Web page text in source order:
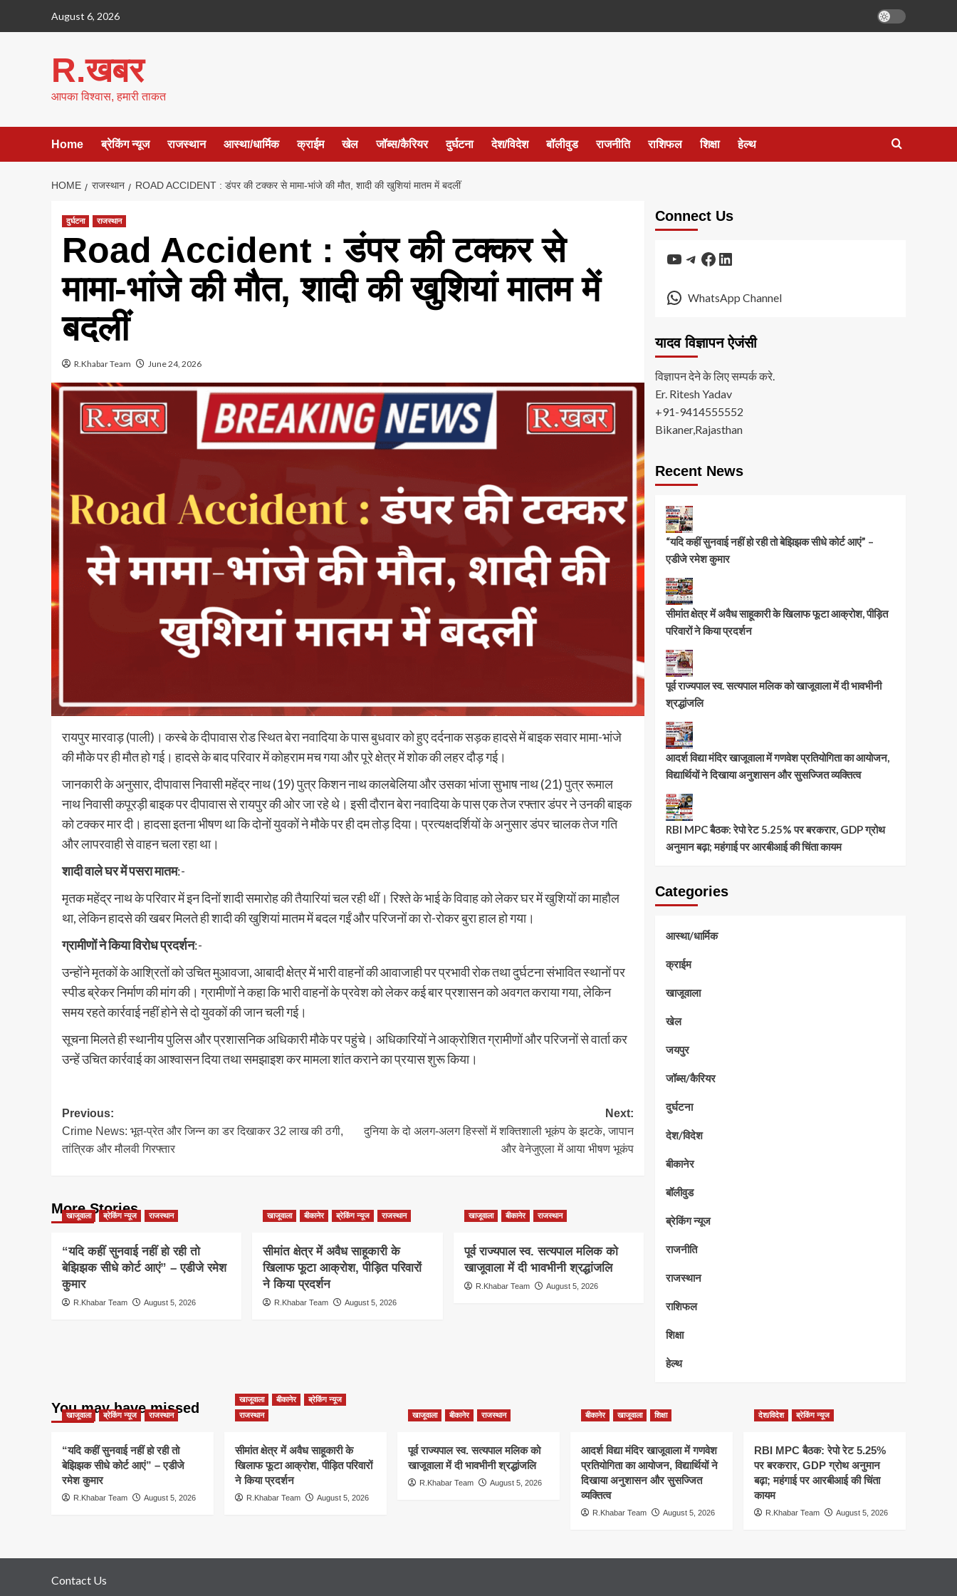
August 6, 2026
R.खबर
आपका विश्वास, हमारी ताकत
Home ब्रेकिंग न्यूज राजस्थान आस्था/धार्मिक क्राईम खेल जॉब्स/कैरियर दुर्घटना देश/विदेश बॉलीवुड राजनीति राशिफल शिक्षा हेल्थ
HOME राजस्थान ROAD ACCIDENT : डंपर की टक्कर से मामा-भांजे की मौत, शादी की खुशियां मातम में बदलीं
दुर्घटना राजस्थान
Road Accident : डंपर की टक्कर से
मामा-भांजे की मौत, शादी की खुशियां मातम में
बदलीं
R.Khabar Team June 24, 2026
रायपुर मारवाड़ (पाली)। कस्बे के दीपावास रोड स्थित बेरा नवादिया के पास बुधवार को हुए दर्दनाक सड़क हादसे में बाइक सवार मामा-भांजे
की मौके पर ही मौत हो गई। हादसे के बाद परिवार में कोहराम मच गया और पूरे क्षेत्र में शोक की लहर दौड़ गई।
जानकारी के अनुसार, दीपावास निवासी महेंद्र नाथ (19) पुत्र किशन नाथ कालबेलिया और उसका भांजा सुभाष नाथ (21) पुत्र रूमाल
नाथ निवासी कपूरड़ी बाइक पर दीपावास से रायपुर की ओर जा रहे थे। इसी दौरान बेरा नवादिया के पास एक तेज रफ्तार डंपर ने उनकी बाइक
को टक्कर मार दी। हादसा इतना भीषण था कि दोनों युवकों ने मौके पर ही दम तोड़ दिया। प्रत्यक्षदर्शियों के अनुसार डंपर चालक तेज गति
और लापरवाही से वाहन चला रहा था।
शादी वाले घर में पसरा मातम:-
मृतक महेंद्र नाथ के परिवार में इन दिनों शादी समारोह की तैयारियां चल रही थीं। रिश्ते के भाई के विवाह को लेकर घर में खुशियों का माहौल
था, लेकिन हादसे की खबर मिलते ही शादी की खुशियां मातम में बदल गईं और परिजनों का रो-रोकर बुरा हाल हो गया।
ग्रामीणों ने किया विरोध प्रदर्शन:-
उन्होंने मृतकों के आश्रितों को उचित मुआवजा, आबादी क्षेत्र में भारी वाहनों की आवाजाही पर प्रभावी रोक तथा दुर्घटना संभावित स्थानों पर
स्पीड ब्रेकर निर्माण की मांग की। ग्रामीणों ने कहा कि भारी वाहनों के प्रवेश को लेकर कई बार प्रशासन को अवगत कराया गया, लेकिन
समय रहते कार्रवाई नहीं होने से दो युवकों की जान चली गई।
सूचना मिलते ही स्थानीय पुलिस और प्रशासनिक अधिकारी मौके पर पहुंचे। अधिकारियों ने आक्रोशित ग्रामीणों और परिजनों से वार्ता कर
उन्हें उचित कार्रवाई का आश्वासन दिया तथा समझाइश कर मामला शांत कराने का प्रयास शुरू किया।
Post
navigation
Previous:
Crime News: भूत-प्रेत और जिन्न का डर दिखाकर 32 लाख की ठगी,
तांत्रिक और मौलवी गिरफ्तार
Next:
दुनिया के दो अलग-अलग हिस्सों में शक्तिशाली भूकंप के झटके, जापान
और वेनेजुएला में आया भीषण भूकंप
More Stories
खाजूवाला ब्रेकिंग न्यूज राजस्थान
“यदि कहीं सुनवाई नहीं हो रही तो
बेझिझक सीधे कोर्ट आएं” – एडीजे रमेश
कुमार
R.Khabar Team August 5, 2026
खाजूवाला बीकानेर ब्रेकिंग न्यूज राजस्थान
सीमांत क्षेत्र में अवैध साहूकारी के
खिलाफ फूटा आक्रोश, पीड़ित परिवारों
ने किया प्रदर्शन
R.Khabar Team August 5, 2026
खाजूवाला बीकानेर राजस्थान
पूर्व राज्यपाल स्व. सत्यपाल मलिक को
खाजूवाला में दी भावभीनी श्रद्धांजलि
R.Khabar Team August 5, 2026
Connect Us
YouTube
Telegram
Facebook
LinkedIn
WhatsApp Channel
यादव विज्ञापन ऐजंसी
विज्ञापन देने के लिए सम्पर्क करे.
Er. Ritesh Yadav
+91-9414555552
Bikaner,Rajasthan
Recent News
“यदि कहीं सुनवाई नहीं हो रही तो बेझिझक सीधे कोर्ट आएं” –
एडीजे रमेश कुमार
सीमांत क्षेत्र में अवैध साहूकारी के खिलाफ फूटा आक्रोश, पीड़ित
परिवारों ने किया प्रदर्शन
पूर्व राज्यपाल स्व. सत्यपाल मलिक को खाजूवाला में दी भावभीनी
श्रद्धांजलि
आदर्श विद्या मंदिर खाजूवाला में गणवेश प्रतियोगिता का आयोजन,
विद्यार्थियों ने दिखाया अनुशासन और सुसज्जित व्यक्तित्व
RBI MPC बैठक: रेपो रेट 5.25% पर बरकरार, GDP ग्रोथ
अनुमान बढ़ा; महंगाई पर आरबीआई की चिंता कायम
Categories
आस्था/धार्मिक
क्राईम
खाजूवाला
खेल
जयपुर
जॉब्स/कैरियर
दुर्घटना
देश/विदेश
बीकानेर
बॉलीवुड
ब्रेकिंग न्यूज
राजनीति
राजस्थान
राशिफल
शिक्षा
हेल्थ
You may have missed
खाजूवाला ब्रेकिंग न्यूज राजस्थान
“यदि कहीं सुनवाई नहीं हो रही तो
बेझिझक सीधे कोर्ट आएं” – एडीजे
रमेश कुमार
R.Khabar Team August 5, 2026
खाजूवाला बीकानेर
ब्रेकिंग न्यूज
राजस्थान
सीमांत क्षेत्र में अवैध साहूकारी के
खिलाफ फूटा आक्रोश, पीड़ित परिवारों
ने किया प्रदर्शन
R.Khabar Team August 5, 2026
खाजूवाला बीकानेर राजस्थान
पूर्व राज्यपाल स्व. सत्यपाल मलिक को
खाजूवाला में दी भावभीनी श्रद्धांजलि
R.Khabar Team August 5, 2026
बीकानेर खाजूवाला शिक्षा
आदर्श विद्या मंदिर खाजूवाला में गणवेश
प्रतियोगिता का आयोजन, विद्यार्थियों ने
दिखाया अनुशासन और सुसज्जित
व्यक्तित्व
R.Khabar Team August 5, 2026
देश/विदेश ब्रेकिंग न्यूज
RBI MPC बैठक: रेपो रेट 5.25%
पर बरकरार, GDP ग्रोथ अनुमान
बढ़ा; महंगाई पर आरबीआई की चिंता
कायम
R.Khabar Team August 5, 2026
Contact Us